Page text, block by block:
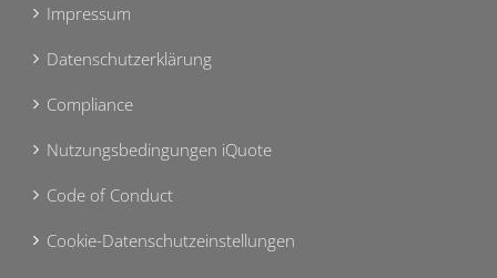
Impressum
Datenschutzerklärung
Compliance
Nutzungsbedingungen iQuote
Code of Conduct
Cookie-Datenschutzeinstellungen